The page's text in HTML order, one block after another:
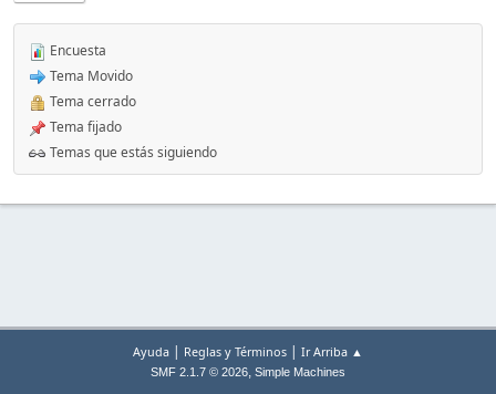
Encuesta
Tema Movido
Tema cerrado
Tema fijado
Temas que estás siguiendo
Ayuda | Reglas y Términos | Ir Arriba ▲
SMF 2.1.7 © 2026, Simple Machines